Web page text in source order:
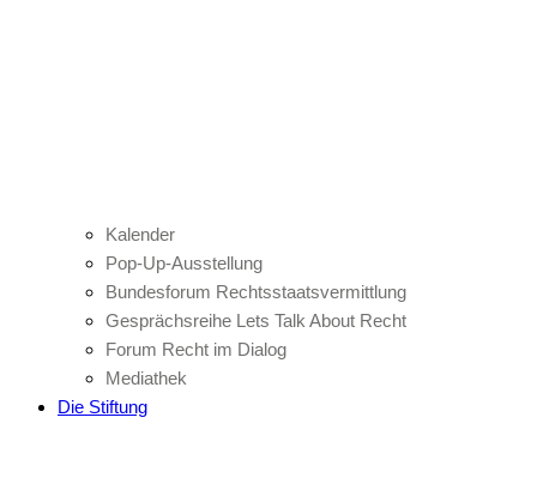
Kalender
Pop-Up-Ausstellung
Bundesforum Rechtsstaatsvermittlung
Gesprächsreihe Lets Talk About Recht
Forum Recht im Dialog
Mediathek
Die Stiftung